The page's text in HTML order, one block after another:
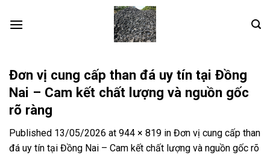
Đơn vị cung cấp than đá uy tín tại Đồng
Nai – Cam kết chất lượng và nguồn gốc
rõ ràng
Published 13/05/2026 at 944 × 819 in Đơn vị cung cấp than
đá uy tín tại Đồng Nai – Cam kết chất lượng và nguồn gốc rõ